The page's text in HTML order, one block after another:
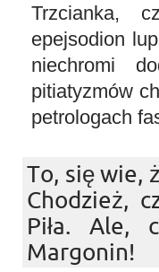
Trzcianka,
epejsodion
niechromi
pitiatyzmów
petrologach
To, się wie,
Chodzież,
Piła. Ale,
Margonin!